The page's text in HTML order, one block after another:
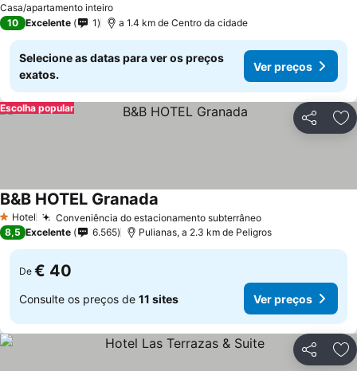
Casa/apartamento inteiro
10 Excelente 1 a 1.4 km de Centro da cidade
Selecione as datas para ver os preços
exatos.
Ver preços
Partilhar
Escolha popular
1 Estrelas
Hotel Conveniência do estacionamento subterrâneo
B&B HOTEL Granada
8,5 Excelente 6.565 Pulianas, a 2.3 km de Peligros
De € 40
Consulte os preços de 11 sites Ver preços
Partilhar